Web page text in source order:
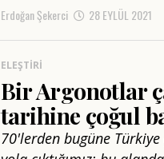
Erdoğan Şekerci 28 EYLÜL 2021
ELEŞTIRI
Bir Argonotlar
tarihine çoğul
70'lerden bugüne